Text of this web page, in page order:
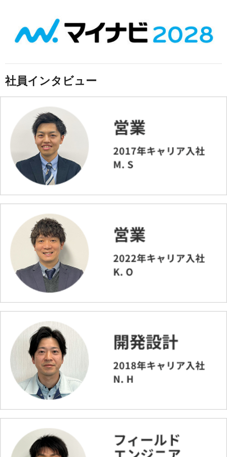
社員インタビュー